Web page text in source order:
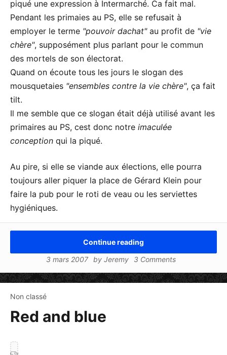
piqué une expression à Intermarché. Ca fait mal.
Pendant les primaies au PS, elle se refusait à
employer le terme pouvoir dachat au profit de vie
chère , supposément plus parlant pour le commun
des mortels de son électorat.
Quand on écoute tous les jours le slogan des
mousquetaies ensembles contre la vie chère , ça fait
tilt.
Il me semble que ce slogan était déjà utilisé avant les
primaires au PS, cest donc notre imaculée
conception qui la piqué.
Au pire, si elle se viande aux élections, elle pourra
toujours aller piquer la place de Gérard Klein pour
faire la pub pour le roti de veau ou les serviettes
hygiéniques.
Continue reading
3 mars 2007 by Jeremy 3 Comments
Non classé
Red and blue